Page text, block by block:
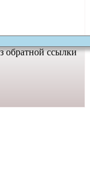
обратной ссылки